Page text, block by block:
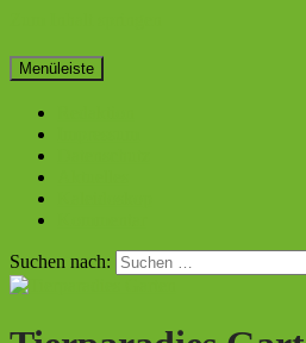
Menüleiste
Suchen nach: